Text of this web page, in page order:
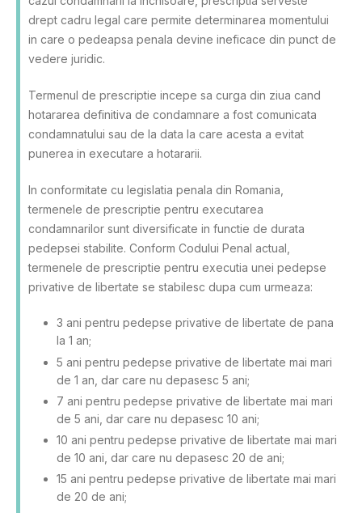
drept cadru legal care permite determinarea momentului
in care o pedeapsa penala devine ineficace din punct de
vedere juridic.
Termenul de prescriptie incepe sa curga din ziua cand
hotararea definitiva de condamnare a fost comunicata
condamnatului sau de la data la care acesta a evitat
punerea in executare a hotararii.
In conformitate cu legislatia penala din Romania,
termenele de prescriptie pentru executarea
condamnarilor sunt diversificate in functie de durata
pedepsei stabilite. Conform Codului Penal actual,
termenele de prescriptie pentru executia unei pedepse
privative de libertate se stabilesc dupa cum urmeaza:
3 ani pentru pedepse privative de libertate de pana
la 1 an;
5 ani pentru pedepse privative de libertate mai mari
de 1 an, dar care nu depasesc 5 ani;
7 ani pentru pedepse privative de libertate mai mari
de 5 ani, dar care nu depasesc 10 ani;
10 ani pentru pedepse privative de libertate mai mari
de 10 ani, dar care nu depasesc 20 de ani;
15 ani pentru pedepse privative de libertate mai mari
de 20 de ani;